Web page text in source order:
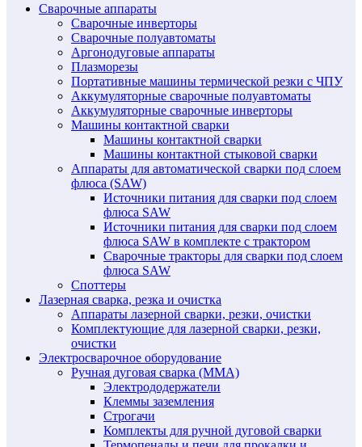
Сварочные аппараты
Сварочные инверторы
Сварочные полуавтоматы
Аргонодуговые аппараты
Плазморезы
Портативные машины термической резки с ЧПУ
Аккумуляторные сварочные полуавтоматы
Аккумуляторные сварочные инверторы
Машины контактной сварки
Машины контактной сварки
Машины контактной стыковой сварки
Аппараты для автоматической сварки под слоем
флюса (SAW)
Источники питания для сварки под слоем
флюса SAW
Источники питания для сварки под слоем
флюса SAW в комплекте с трактором
Сварочные тракторы для сварки под слоем
флюса SAW
Споттеры
Лазерная сварка, резка и очистка
Аппараты лазерной сварки, резки, очистки
Комплектующие для лазерной сварки, резки,
очистки
Электросварочное оборудование
Ручная дуговая сварка (MMA)
Электрододержатели
Клеммы заземления
Строгачи
Комплекты для ручной дуговой сварки